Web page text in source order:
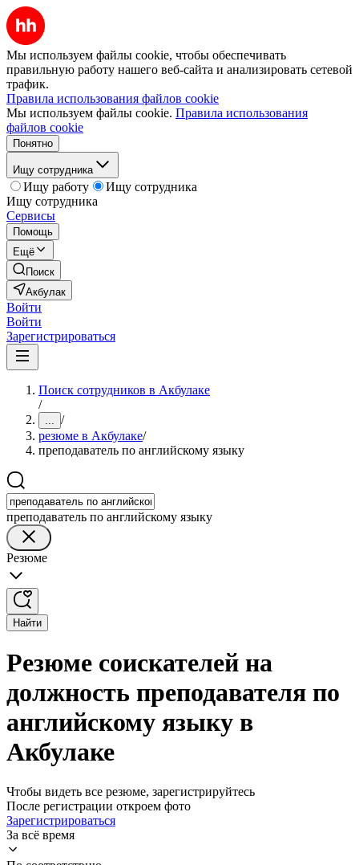
Мы используем файлы cookie, чтобы обеспечивать
правильную работу нашего веб-сайта и анализировать сетевой
трафик.
Правила использования файлов cookie
Мы используем файлы cookie. Правила использования
файлов cookie
Понятно
Ищу сотрудника
Ищу работу
Ищу сотрудника
Ищу сотрудника
Сервисы
Помощь
Ещё
Поиск
Акбулак
Войти
Войти
Зарегистрироваться
Поиск сотрудников в Акбулаке
/
... /
резюме в Акбулаке/
преподаватель по английскому языку
преподаватель по английскому языку
Резюме
Найти
Резюме соискателей на
должность преподавателя по
английскому языку в
Акбулаке
Чтобы видеть все резюме, зарегистрируйтесь
После регистрации откроем фото
Зарегистрироваться
За всё время